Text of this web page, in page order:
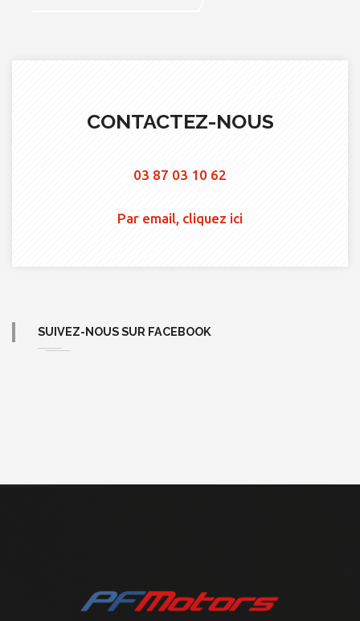
CONTACTEZ-NOUS
03 87 03 10 62
Par email, cliquez ici
SUIVEZ-NOUS SUR FACEBOOK